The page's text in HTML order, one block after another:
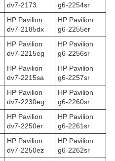
dv7-2173
g6-2254sr
HP Pavilion
dv7-2185dx
HP Pavilion
g6-2255er
HP Pavilion
dv7-2215eg
HP Pavilion
g6-2256sr
HP Pavilion
dv7-2215sa
HP Pavilion
g6-2257sr
HP Pavilion
dv7-2230eg
HP Pavilion
g6-2260sr
HP Pavilion
dv7-2250er
HP Pavilion
g6-2261sr
HP Pavilion
dv7-2250ez
HP Pavilion
g6-2262sr